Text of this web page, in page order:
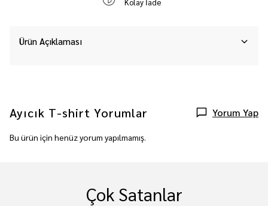
Ürün Açıklaması
Ayıcık T-shirt Yorumlar Yorum Yap
Bu ürün için henüz yorum yapılmamış.
Çok Satanlar